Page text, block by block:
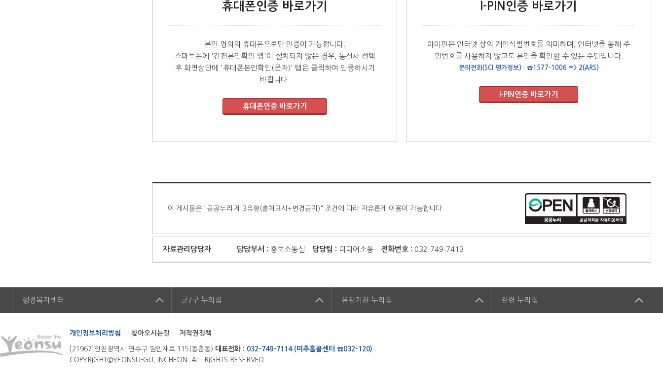
휴대폰인증 바로가기
본인 명의의 휴대폰으로만 인증이 가능합니다.
스마트폰에 '간편본인확인 앱'이 설치되지 않은 경우, 통신사 선택
후 화면상단에 '휴대폰본인확인(문자)' 탭은 클릭하여 인증하시기
바랍니다.
I-PIN인증 바로가기
아이핀은 인터넷 상의 개인식별번호를 의미하며, 인터넷을 통해 주
민번호를 사용하지 않고도 본인을 확인할 수 있는 수단입니다.
문의전화(SCI 평가정보) : ☎1577-1006 => 2(ARS)
이 게시물은 "공공누리 제 3유형(출처표시+변경금지)" 조건에 따라 자유롭게 이용이 가능합니다.
자료관리담당자 담당부서 : 홍보소통실 담당팀 : 미디어소통 전화번호 : 032-749-7413
행정복지센터 군/구 누리집 유관기관 누리집 관련 누리집
개인정보처리방침 찾아오시는길 저작권정책
[21967]인천광역시 연수구 원인재로 115(동춘동) 대표전화 : 032-749-7114 (미추홀콜센터 ☎032-120)
COPYRIGHT©YEONSU-GU, INCHEON. ALL RIGHTS RESERVED.